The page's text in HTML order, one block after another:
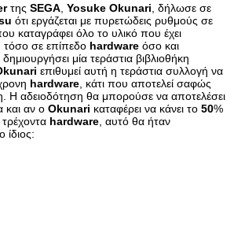
της SEGA Yosuke Okunari , δήλωσε σε
ότι εργάζεται με πυρετώδεις ρυθμούς σε
καταγράφει όλο το υλικό που έχει
, τόσο σε επίπεδο hardware όσο και
μία τεράστια βιβλιοθήκη
επιθυμεί αυτή η τεράστια συλλογή να
hardware , κάτι που αποτελεί σαφώς
Η αδειοδότηση θα μπορούσε να αποτελέσει
αν ο Okunari καταφέρει να κάνει το 50%
hardware , αυτό θα ήταν
ίδιος: